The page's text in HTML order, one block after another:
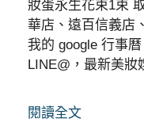
妝蛋永生花束1束
華店、遠百信義店
我的 google 行事曆
LINE@，最新美
閱讀全文